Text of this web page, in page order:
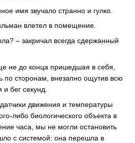
имя звучало странно и гулко.
влетел в помещение.
– закричал всегда сдержанный
не до конца пришедшая в себя,
сторонам, внезапно ощутив всю
бег секунд.
движения и температуры
либо биологического объекта в
часа, мы не могли остановить
с системой: она перешла в